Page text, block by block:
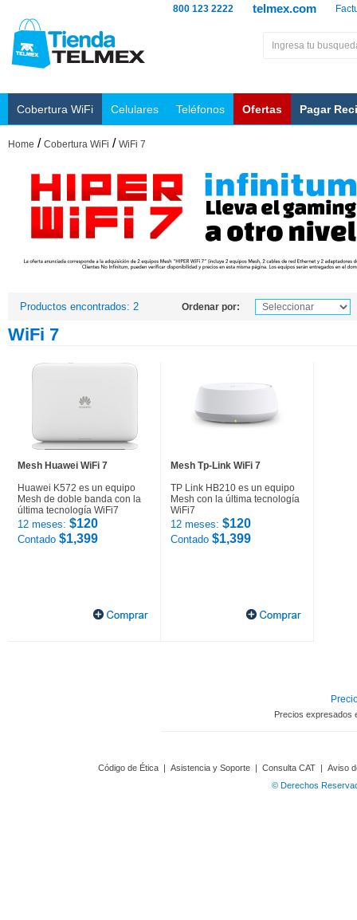
telmex.com
800 123 2222
Cobertura WiFi Celulares Teléfonos Ofertas Pagar
Home / Cobertura WiFi / WiFi 7
Productos encontrados: 2 Ordenar por:
WiFi 7
Mesh Huawei WiFi 7
Huawei K572 es un equipo
Mesh de doble banda con la
última tecnología WiFi7
12 meses: $120
Contado $1,399
Mesh Tp-Link WiFi 7
TP Link HB210 es un equipo
Mesh con la última tecnología
WiFi7
12 meses: $120
Contado $1,399
Precios expresados
Código de Ética | Asistencia y Soporte | Consulta CAT | Aviso
© Derechos